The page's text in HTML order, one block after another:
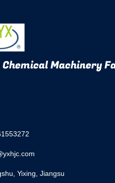
Machinery
Yixing, Jiangsu